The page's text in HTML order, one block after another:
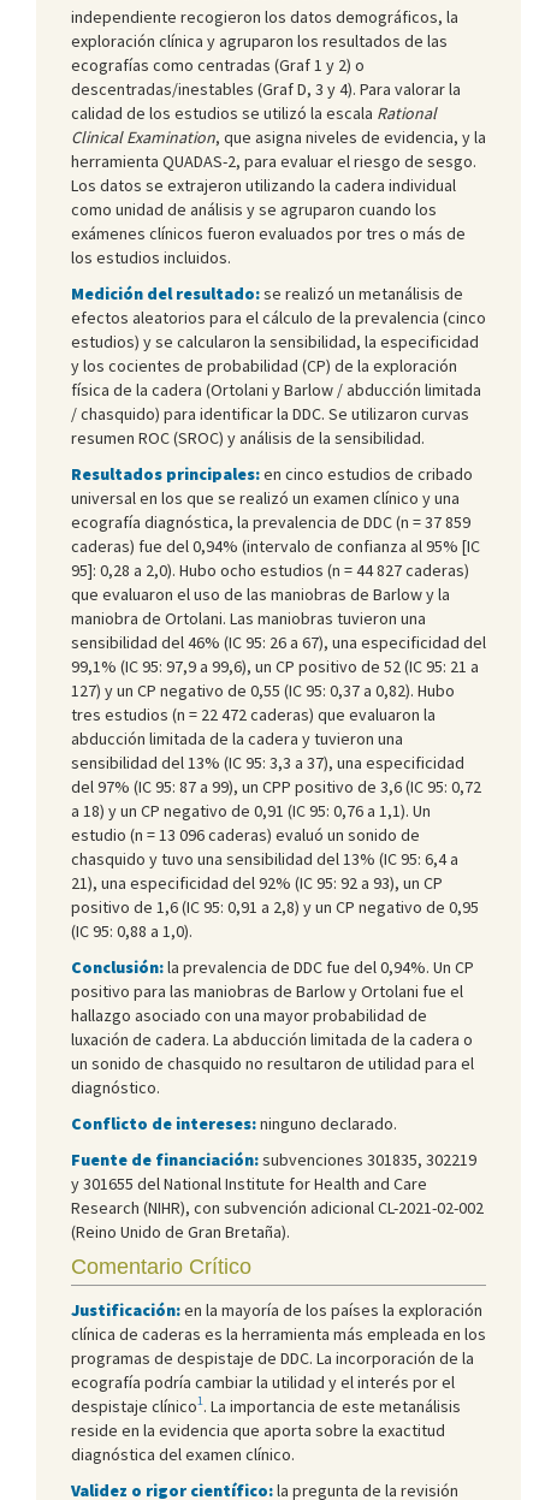
independiente recogieron los datos demográficos, la
exploración clínica y agruparon los resultados de las
ecografías como centradas (Graf 1 y 2) o
descentradas/inestables (Graf D, 3 y 4). Para valorar la
calidad de los estudios se utilizó la escala Rational
Clinical Examination, que asigna niveles de evidencia, y la
herramienta QUADAS-2, para evaluar el riesgo de sesgo.
Los datos se extrajeron utilizando la cadera individual
como unidad de análisis y se agruparon cuando los
exámenes clínicos fueron evaluados por tres o más de
los estudios incluidos.
Medición del resultado:se realizó un metanálisis de
efectos aleatorios para el cálculo de la prevalencia (cinco
estudios) y se calcularon la sensibilidad, la especificidad
y los cocientes de probabilidad (CP) de la exploración
física de la cadera (Ortolani y Barlow / abducción limitada
/ chasquido) para identificar la DDC. Se utilizaron curvas
resumen ROC (SROC) y análisis de la sensibilidad.
Resultados principales:en cinco estudios de cribado
universal en los que se realizó un examen clínico y una
ecografía diagnóstica, la prevalencia de DDC (n = 37 859
caderas) fue del 0,94% (intervalo de confianza al 95% [IC
95]: 0,28 a 2,0). Hubo ocho estudios (n = 44 827 caderas)
que evaluaron el uso de las maniobras de Barlow y la
maniobra de Ortolani. Las maniobras tuvieron una
sensibilidad del 46% (IC 95: 26 a 67), una especificidad del
99,1% (IC 95: 97,9 a 99,6), un CP positivo de 52 (IC 95: 21 a
127) y un CP negativo de 0,55 (IC 95: 0,37 a 0,82). Hubo
tres estudios (n = 22 472 caderas) que evaluaron la
abducción limitada de la cadera y tuvieron una
sensibilidad del 13% (IC 95: 3,3 a 37), una especificidad
del 97% (IC 95: 87 a 99), un CPP positivo de 3,6 (IC 95: 0,72
a 18) y un CP negativo de 0,91 (IC 95: 0,76 a 1,1). Un
estudio (n = 13 096 caderas) evaluó un sonido de
chasquido y tuvo una sensibilidad del 13% (IC 95: 6,4 a
21), una especificidad del 92% (IC 95: 92 a 93), un CP
positivo de 1,6 (IC 95: 0,91 a 2,8) y un CP negativo de 0,95
(IC 95: 0,88 a 1,0).
Conclusión:la prevalencia de DDC fue del 0,94%. Un CP
positivo para las maniobras de Barlow y Ortolani fue el
hallazgo asociado con una mayor probabilidad de
luxación de cadera. La abducción limitada de la cadera o
un sonido de chasquido no resultaron de utilidad para el
diagnóstico.
Conflicto de intereses:ninguno declarado.
Fuente de financiación:subvenciones 301835, 302219
y 301655 del National Institute for Health and Care
Research (NIHR), con subvención adicional CL-2021-02-002
(Reino Unido de Gran Bretaña).
Comentario Crítico
Justificación:en la mayoría de los países la exploración
clínica de caderas es la herramienta más empleada en los
programas de despistaje de DDC. La incorporación de la
ecografía podría cambiar la utilidad y el interés por el
despistaje clínico1. La importancia de este metanálisis
reside en la evidencia que aporta sobre la exactitud
diagnóstica del examen clínico.
Validez o rigor científico:la pregunta de la revisión